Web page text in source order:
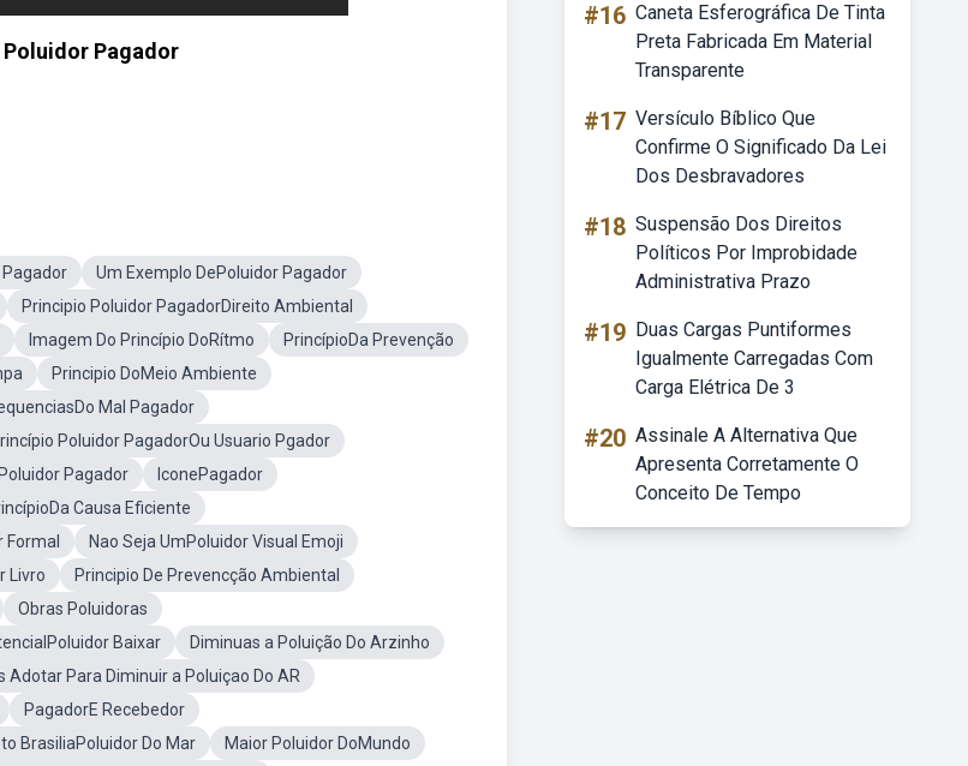
Pagador
Um Exemplo DePoluidor Pagador
Principio Poluidor PagadorDireito Ambiental
Imagem Do Princípio DoRítmo
PrincípioDa Prevenção
Principio DoMeio Ambiente
Mal Pagador
Poluidor PagadorOu Usuario Pgador
Pagador
IconePagador
Causa Eficiente
Nao Seja UmPoluidor Visual Emoji
Livro
Principio De Prevencção Ambiental
Obras Poluidoras
Baixar
Diminuas a Poluição Do Arzinho
Para Diminuir a Poluiçao Do AR
PagadorE Recebedor
BrasiliaPoluidor Do Mar
Maior Poluidor DoMundo
#16 Caneta Esferográfica De Tinta
Preta Fabricada Em Material
Transparente
#17 Versículo Bíblico Que
Confirme O Significado Da Lei
Dos Desbravadores
#18 Suspensão Dos Direitos
Políticos Por Improbidade
Administrativa Prazo
#19 Duas Cargas Puntiformes
Igualmente Carregadas Com
Carga Elétrica De 3
#20 Assinale A Alternativa Que
Apresenta Corretamente O
Conceito De Tempo